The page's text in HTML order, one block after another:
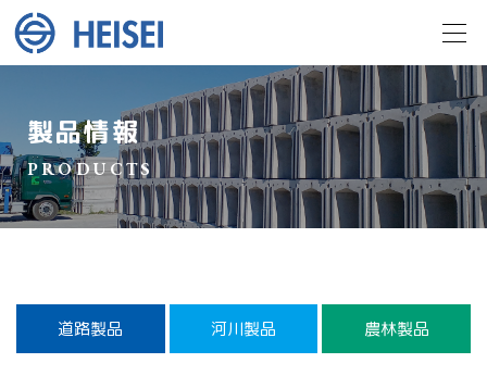
製品情報
PRODUCTS
道路製品 河川製品 農林製品